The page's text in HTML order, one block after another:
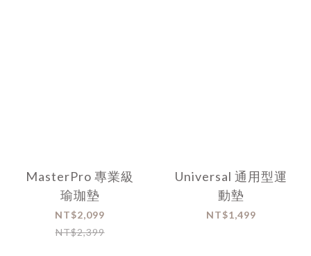
MasterPro 專業級
瑜珈墊
NT$2,099
NT$2,399
Universal 通用型運
動墊
NT$1,499